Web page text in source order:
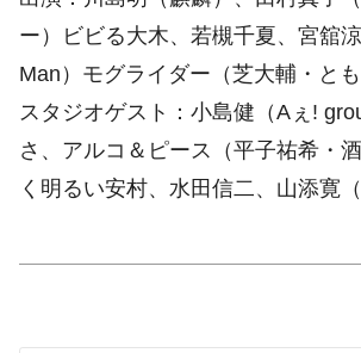
ー）ビビる大木、若槻千夏、宮舘
Man）モグライダー（芝大輔・とも
スタジオゲスト：小島健（Aぇ!
さ、アルコ＆ピース（平子祐希・
く明るい安村、水田信二、山添寛